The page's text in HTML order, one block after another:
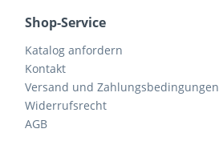
Shop-Service
Katalog anfordern
Kontakt
Versand und Zahlungsbedingungen
Widerrufsrecht
AGB